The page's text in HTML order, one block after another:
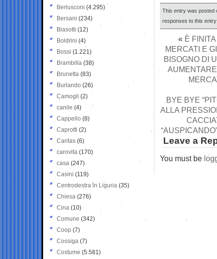
This entry was posted
responses to this
« È
MERCATI E
BISOGNO DI
BYE BYE
ALLA
Leave a
You must be
Berlusconi (4.295)
Bersani (234)
Biasotti (12)
Boldrini (4)
Bossi (1.221)
Brambilla (38)
Brunetta (83)
Burlando (26)
Camogli (2)
canile (4)
Cappello (8)
Caprotti (2)
Caritas (6)
carovita (170)
casa (247)
Casini (119)
Centrodestra in Liguria (35)
Chiesa (276)
Cina (10)
Comune (342)
Coop (7)
Cossiga (7)
Costume (5.581)